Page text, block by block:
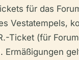
für das
Vestatempels,
Ticket (für
Ermäßigungen